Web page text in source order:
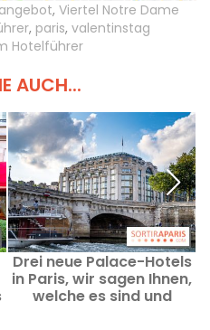
, Viertel Notre Dame
, paris, valentinstag
Hotelführer
AUCH...
Drei neue Palace-Hotels
in Paris, wir sagen Ihnen,
welche es sind und